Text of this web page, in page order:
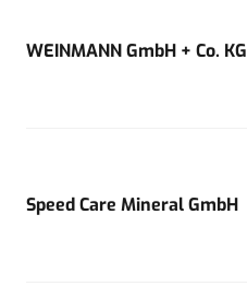
WEINMANN GmbH + Co. KG
Speed Care Mineral GmbH